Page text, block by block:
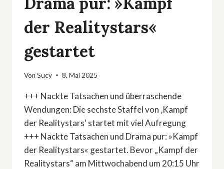
der Realitystars«
gestartet
Von Sucy 8. Mai 2025
+++ Nackte Tatsachen und überraschende
Wendungen: Die sechste Staffel von ‚Kampf
der Realitystars‘ startet mit viel Aufregung
+++ Nackte Tatsachen und Drama pur: »Kampf
der Realitystars« gestartet. Bevor „Kampf der
Realitystars“ am Mittwochabend um 20:15 Uhr